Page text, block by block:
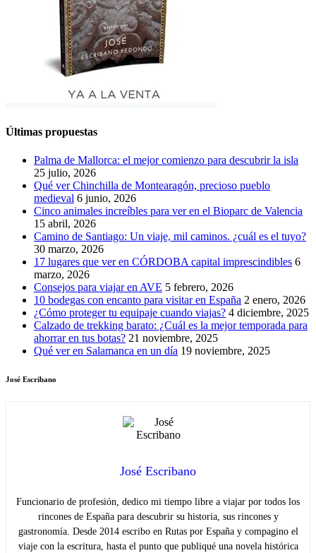
Últimas propuestas
Palma de Mallorca: el mejor comienzo para descubrir la isla
25 julio, 2026
Qué ver Chinchilla de Montearagón, precioso pueblo
medieval 6 junio, 2026
Cinco animales increíbles para ver en el Bioparc de Valencia
15 abril, 2026
Camino de Santiago: Un viaje, mil caminos. ¿cuál es el tuyo?
30 marzo, 2026
17 lugares que ver en CÓRDOBA capital imprescindibles 6
marzo, 2026
Consejos para viajar en AVE 5 febrero, 2026
10 bodegas con encanto para visitar en España 2 enero, 2026
¿Cómo proteger tu equipaje cuando viajas? 4 diciembre, 2025
Calzado de trekking barato: ¿Cuál es la mejor temporada para
ahorrar en tus botas? 21 noviembre, 2025
Qué ver en Salamanca en un día 19 noviembre, 2025
José Escribano
José Escribano
Funcionario de profesión, dedico mi tiempo libre a viajar por todos los
rincones de España para descubrir su historia, sus rincones y
gastronomía. Desde 2014 escribo en Rutas por España y compagino el
viaje con la escritura, hasta el punto que publiqué una novela histórica